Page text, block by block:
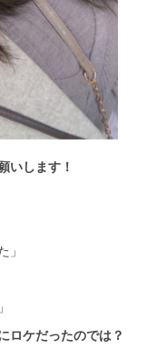
します！
」
ケだったのでは？